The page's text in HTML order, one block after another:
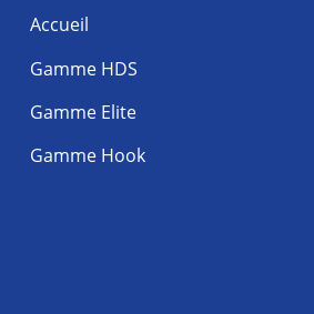
Accueil
Gamme HDS
Gamme Elite
Gamme Hook